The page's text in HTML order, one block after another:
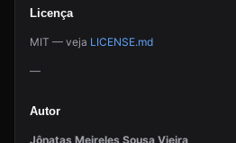
Licença
MIT — veja LICENSE.md
—
Autor
Jônatas Meireles Sousa Vieira